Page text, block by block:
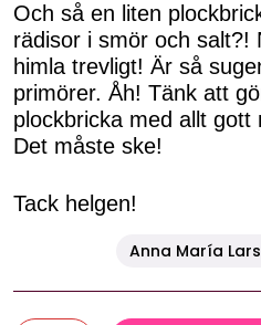
Och så en liten
rädisor i smör och salt?!
himla trevligt! Är så
primörer. Åh! Tänk att
plockbricka med allt gott
Det måste ske!
Tack helgen!
Anna María